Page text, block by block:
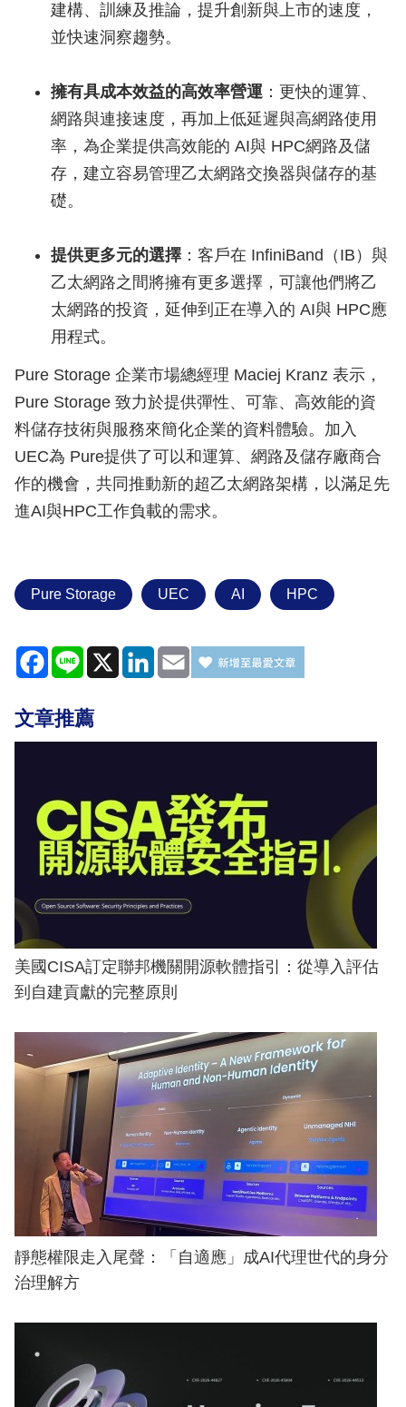
建構、訓練及推論，提升創新與上市的速度，
並快速洞察趨勢。
擁有具成本效益的高效率營運：更快的運算、
網路與連接速度，再加上低延遲與高網路使用
率，為企業提供高效能的 AI與 HPC網路及儲
存，建立容易管理乙太網路交換器與儲存的基
礎。
提供更多元的選擇：客戶在 InfiniBand（IB）與
乙太網路之間將擁有更多選擇，可讓他們將乙
太網路的投資，延伸到正在導入的 AI與 HPC應
用程式。
Pure Storage 企業市場總經理 Maciej Kranz 表示，
Pure Storage 致力於提供彈性、可靠、高效能的資
料儲存技術與服務來簡化企業的資料體驗。加入
UEC為 Pure提供了可以和運算、網路及儲存廠商合
作的機會，共同推動新的超乙太網路架構，以滿足先
進AI與HPC工作負載的需求。
Pure Storage UEC AI HPC
Facebook
Line X LinkedIn
Email
文章推薦
美國CISA訂定聯邦機關開源軟體指引：從導入評估
到自建貢獻的完整原則
靜態權限走入尾聲：「自適應」成AI代理世代的身分
治理解方